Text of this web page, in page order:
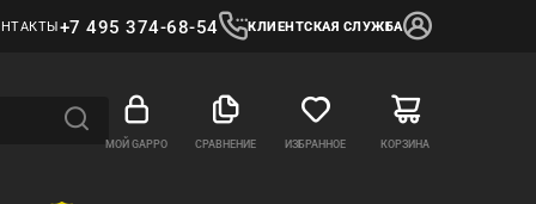
+7 495 374-68-54 КЛИЕНТСКАЯ СЛУЖБА
МОЙ GAPPO СРАВНЕНИЕ ИЗБРАННОЕ КОРЗИНА